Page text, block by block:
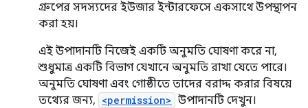
গ্রুপের সদস্যদের ইউজার ইন্টারফেসে একসাথে উপস্থাপন
করা হয়।
এই উপাদানটি নিজেই একটি অনুমতি ঘোষণা করে না,
শুধুমাত্র একটি বিভাগ যেখানে অনুমতি রাখা যেতে পারে।
অনুমতি ঘোষণা এবং গোষ্ঠীতে তাদের বরাদ্দ করার বিষয়ে
তথ্যের জন্য, <permission> উপাদানটি দেখুন।